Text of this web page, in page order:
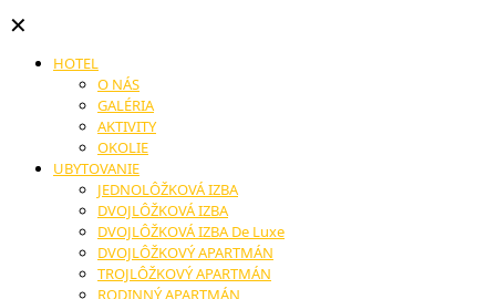
✕
HOTEL
O NÁS
GALÉRIA
AKTIVITY
OKOLIE
UBYTOVANIE
JEDNOLÔŽKOVÁ IZBA
DVOJLÔŽKOVÁ IZBA
DVOJLÔŽKOVÁ IZBA De Luxe
DVOJLÔŽKOVÝ APARTMÁN
TROJLÔŽKOVÝ APARTMÁN
RODINNÝ APARTMÁN